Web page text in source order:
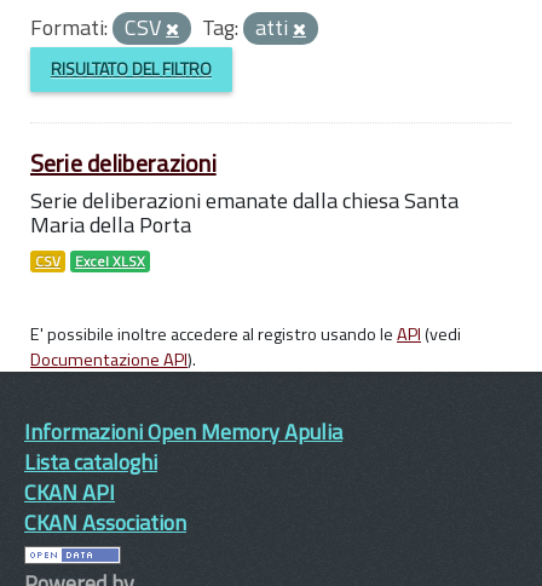
Formati: CSV Tag: atti
RISULTATO DEL FILTRO
Serie deliberazioni
Serie deliberazioni emanate dalla chiesa Santa
Maria della Porta
CSV Excel XLSX
E' possibile inoltre accedere al registro usando leAPI(vedi
Documentazione API).
Informazioni Open Memory Apulia
Lista cataloghi
CKAN API
CKAN Association